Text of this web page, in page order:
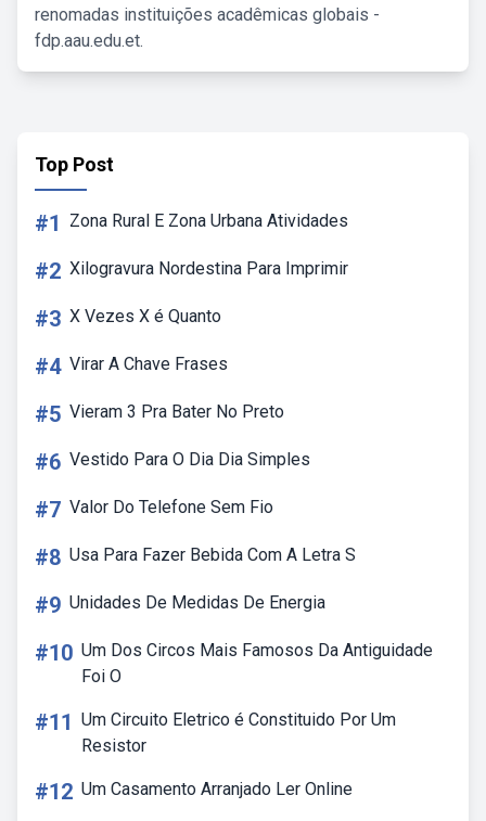
renomadas instituições acadêmicas globais -
fdp.aau.edu.et.
Top Post
#1 Zona Rural E Zona Urbana Atividades
#2 Xilogravura Nordestina Para Imprimir
#3 X Vezes X é Quanto
#4 Virar A Chave Frases
#5 Vieram 3 Pra Bater No Preto
#6 Vestido Para O Dia Dia Simples
#7 Valor Do Telefone Sem Fio
#8 Usa Para Fazer Bebida Com A Letra S
#9 Unidades De Medidas De Energia
#10 Um Dos Circos Mais Famosos Da Antiguidade
Foi O
#11 Um Circuito Eletrico é Constituido Por Um
Resistor
#12 Um Casamento Arranjado Ler Online